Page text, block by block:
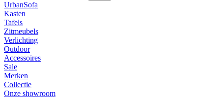
UrbanSofa
Kasten
Tafels
Zitmeubels
Verlichting
Outdoor
Accessoires
Sale
Merken
Collectie
Onze showroom